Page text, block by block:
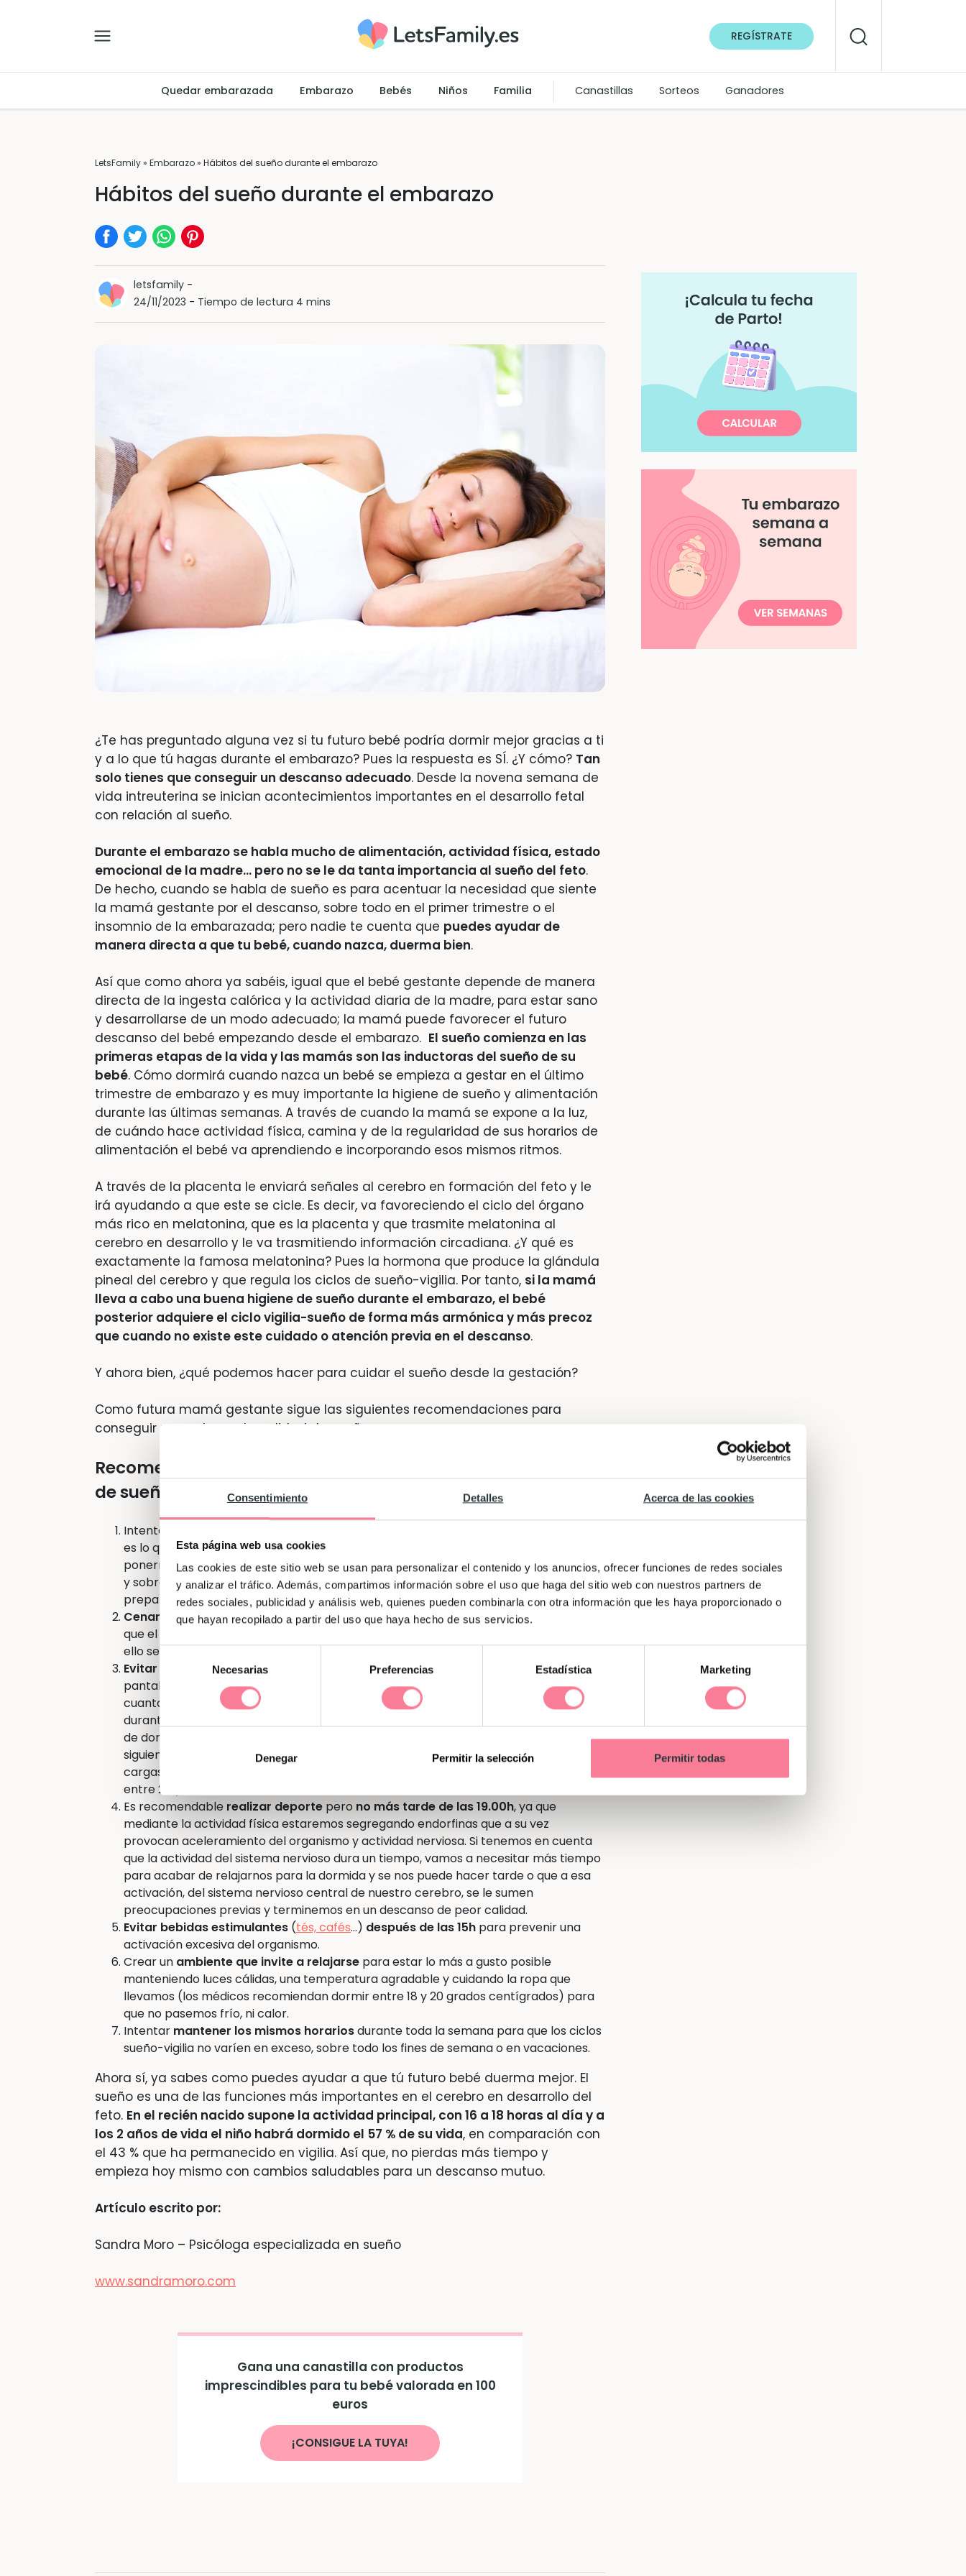
Consentimiento Detalles Acerca de las cookies
Esta página web usa cookies
Las cookies de este sitio web se usan para personalizar el contenido y los anuncios, ofrecer funciones de redes sociales
y analizar el tráfico. Además, compartimos información sobre el uso que haga del sitio web con nuestros partners de
redes sociales, publicidad y análisis web, quienes pueden combinarla con otra información que les haya proporcionado o
que hayan recopilado a partir del uso que haya hecho de sus servicios.
consentimiento
Necesarias Preferencias Estadística Marketing
Denegar Permitir la selección Permitir todas
REGÍSTRATE
Quedar embarazada Embarazo Bebés Niños Familia Canastillas Sorteos Ganadores
LetsFamily» Embarazo» Hábitos del sueño durante el embarazo
Hábitos del sueño durante el embarazo
letsfamily -
24/11/2023 - Tiempo de lectura 4 mins
¿Te has preguntado alguna vez si tu futuro bebé podría dormir mejor gracias a ti
y a lo que tú hagas durante el embarazo? Pues la respuesta es SÍ. ¿Y cómo? Tan
solo tienes que conseguir un descanso adecuado. Desde la novena semana de
vida intreuterina se inician acontecimientos importantes en el desarrollo fetal
con relación al sueño.
Durante el embarazo se habla mucho de alimentación, actividad física, estado
emocional de la madre… pero no se le da tanta importancia al sueño del feto.
De hecho, cuando se habla de sueño es para acentuar la necesidad que siente
la mamá gestante por el descanso, sobre todo en el primer trimestre o el
insomnio de la embarazada; pero nadie te cuenta que puedes ayudar de
manera directa a que tu bebé, cuando nazca, duerma bien.
Así que como ahora ya sabéis, igual que el bebé gestante depende de manera
directa de la ingesta calórica y la actividad diaria de la madre, para estar sano
y desarrollarse de un modo adecuado; la mamá puede favorecer el futuro
descanso del bebé empezando desde el embarazo. El sueño comienza en las
primeras etapas de la vida y las mamás son las inductoras del sueño de su
bebé. Cómo dormirá cuando nazca un bebé se empieza a gestar en el último
trimestre de embarazo y es muy importante la higiene de sueño y alimentación
durante las últimas semanas. A través de cuando la mamá se expone a la luz,
de cuándo hace actividad física, camina y de la regularidad de sus horarios de
alimentación el bebé va aprendiendo e incorporando esos mismos ritmos.
A través de la placenta le enviará señales al cerebro en formación del feto y le
irá ayudando a que este se cicle. Es decir, va favoreciendo el ciclo del órgano
más rico en melatonina, que es la placenta y que trasmite melatonina al
cerebro en desarrollo y le va trasmitiendo información circadiana. ¿Y qué es
exactamente la famosa melatonina? Pues la hormona que produce la glándula
pineal del cerebro y que regula los ciclos de sueño-vigilia. Por tanto, si la mamá
lleva a cabo una buena higiene de sueño durante el embarazo, el bebé
posterior adquiere el ciclo vigilia-sueño de forma más armónica y más precoz
que cuando no existe este cuidado o atención previa en el descanso.
Y ahora bien, ¿qué podemos hacer para cuidar el sueño desde la gestación?
Como futura mamá gestante sigue las siguientes recomendaciones para
conseguir una adecuada calidad de sueño:
Recomendaciones para conseguir una adecuada calidad
de sueño en el embarazo
Intenta ser consistente con una
es lo que hacemos justo antes de tumbarnos: lavarnos los dientes, echarnos crema,
ponernos el pijama, etc. Es conveniente que lo hagamos siempre en el mismo orden
y sobre la misma hora. Estas actividades indican al cerebro que nos estamos
preparando para ir a dormir.
Cenar entre dos y tres horas antesde irnos adormir. Los médicos recomiendan
que el cuerpo esté lo más relajado posible, no trabajando en alguna función, y para
ello sería bueno que la función digestiva hubiese acabado antes de acostarnos.
Evitar pantallas dos horas
o al menos hora y media antes de dormirnos. Las
pantallas ralentizan o paralizan la segregación de melatonina y como ya sabemos
cuanta más melatonina segreguemos más le llegará al bebé. ¿Qué puedo hacer
durante este tiempo? Aprovechar para recoger u ordenar, el cuarto o la casa, antes
de dormir, apuntar en una agenda o papel todas las cosas que tengo para el día
siguiente o repasar lo que ya tengo escrito (sirve también para liberar la mente de
cargas), la rutina de sueño que hayas estipulado (ducha, crema, dientes…) y leer
entre 20 y 30 minutos.
Es recomendable realizar deporte pero no más tarde de las 19.00h, ya que
mediante la actividad física estaremos segregando endorfinas que a su vez
provocan aceleramiento del organismo y actividad nerviosa. Si tenemos en cuenta
que la actividad del sistema nervioso dura un tiempo, vamos a necesitar más tiempo
para acabar de relajarnos para la dormida y se nos puede hacer tarde o que a esa
activación, del sistema nervioso central de nuestro cerebro, se le sumen
preocupaciones previas y terminemos en un descanso de peor calidad.
Evitar bebidas estimulantes (tés, cafés…) después de las 15h para prevenir una
activación excesiva del organismo.
Crear un ambiente que invite a relajarse para estar lo más a gusto posible
manteniendo luces cálidas, una temperatura agradable y cuidando la ropa que
llevamos (los médicos recomiendan dormir entre 18 y 20 grados centígrados) para
que no pasemos frío, ni calor.
Intentar mantener los mismos horariosdurante toda la semana para que los ciclos
sueño-vigilia no varíen en exceso, sobre todo los fines de semana o en vacaciones.
Ahora sí, ya sabes como puedes ayudar a que tú futuro bebé duerma mejor. El
sueño es una de las funciones más importantes en el cerebro en desarrollo del
feto. En el recién nacido supone la actividad principal, con 16 a 18 horas al día y a
los 2 años de vida el niño habrá dormido el 57 % de su vida, en comparación con
el 43 % que ha permanecido en vigilia. Así que, no pierdas más tiempo y
empieza hoy mismo con cambios saludables para un descanso mutuo.
Artículo escrito por:
Sandra Moro – Psicóloga especializada en sueño
www.sandramoro.com
Gana una canastilla con productos
imprescindibles para tu bebé valorada en 100
euros
¡CONSIGUE LA TUYA!